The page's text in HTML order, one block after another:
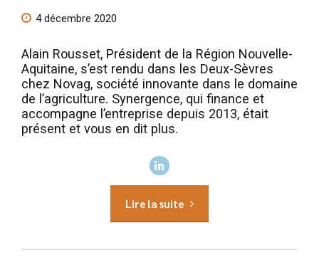
4 décembre 2020
Alain Rousset, Président de la Région Nouvelle-
Aquitaine, s’est rendu dans les Deux-Sèvres
chez Novag, société innovante dans le domaine
de l’agriculture. Synergence, qui finance et
accompagne l’entreprise depuis 2013, était
présent et vous en dit plus.
Lire la suite